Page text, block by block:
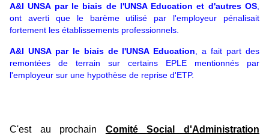
A&I UNSA par le biais de l'UNSA Education et d'autres OS
ont averti que le barème utilisé par l'employeur pénalisait
fortement les établissements professionnels.
A&I UNSA par le biais de l'UNSA Education , a fait part des
remontées de terrain sur certains EPLE mentionnés par
l'employeur sur une hypothèse de reprise d'ETP.
C'est au prochain Comité Social d'Administration